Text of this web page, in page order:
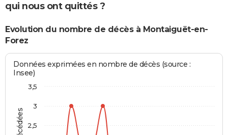
qui nous ont quittés ?
Evolution du nombre de décès à Montaiguët-en-
Forez
Données exprimées en nombre de décès (source :
Insee)
2,5
3
3,5